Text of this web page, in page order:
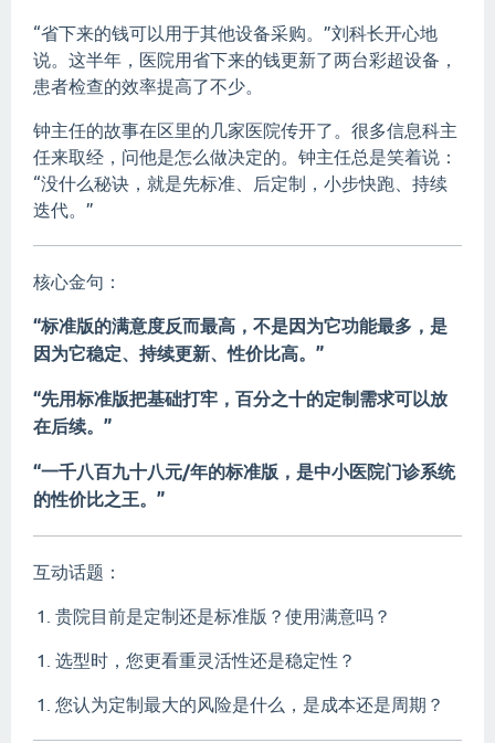
“省下来的钱可以用于其他设备采购。”刘科长开心地
说。这半年，医院用省下来的钱更新了两台彩超设备，
患者检查的效率提高了不少。
钟主任的故事在区里的几家医院传开了。很多信息科主
任来取经，问他是怎么做决定的。钟主任总是笑着说：
“没什么秘诀，就是先标准、后定制，小步快跑、持续
迭代。”
核心金句：
“标准版的满意度反而最高，不是因为它功能最多，是
因为它稳定、持续更新、性价比高。”
“先用标准版把基础打牢，百分之十的定制需求可以放
在后续。”
“一千八百九十八元/年的标准版，是中小医院门诊系统
的性价比之王。”
互动话题：
贵院目前是定制还是标准版？使用满意吗？
选型时，您更看重灵活性还是稳定性？
您认为定制最大的风险是什么，是成本还是周期？